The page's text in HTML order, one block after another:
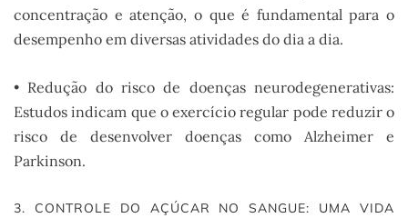
concentração e atenção, o que é fundamental para o
desempenho em diversas atividades do dia a dia.
• Redução do risco de doenças neurodegenerativas:
Estudos indicam que o exercício regular pode reduzir o
risco de desenvolver doenças como Alzheimer e
Parkinson.
3. CONTROLE DO AÇÚCAR NO SANGUE: UMA VIDA